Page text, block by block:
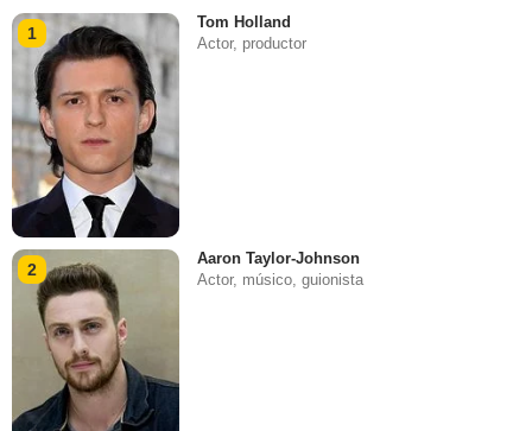
1
Tom Holland
Actor, productor
2
Aaron Taylor-Johnson
Actor, músico, guionista